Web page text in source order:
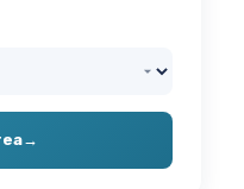
→